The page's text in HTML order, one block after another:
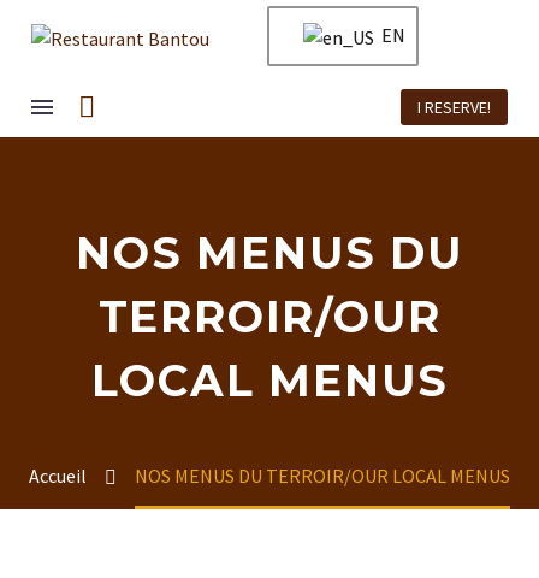
EN
I RESERVE!
NOS MENUS DU
TERROIR/OUR
LOCAL MENUS
Accueil NOS MENUS DU TERROIR/OUR LOCAL MENUS